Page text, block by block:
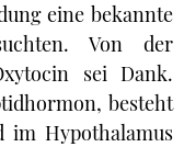
eine bekannte
Von der
sei Dank.
besteht
im Hypothalamus